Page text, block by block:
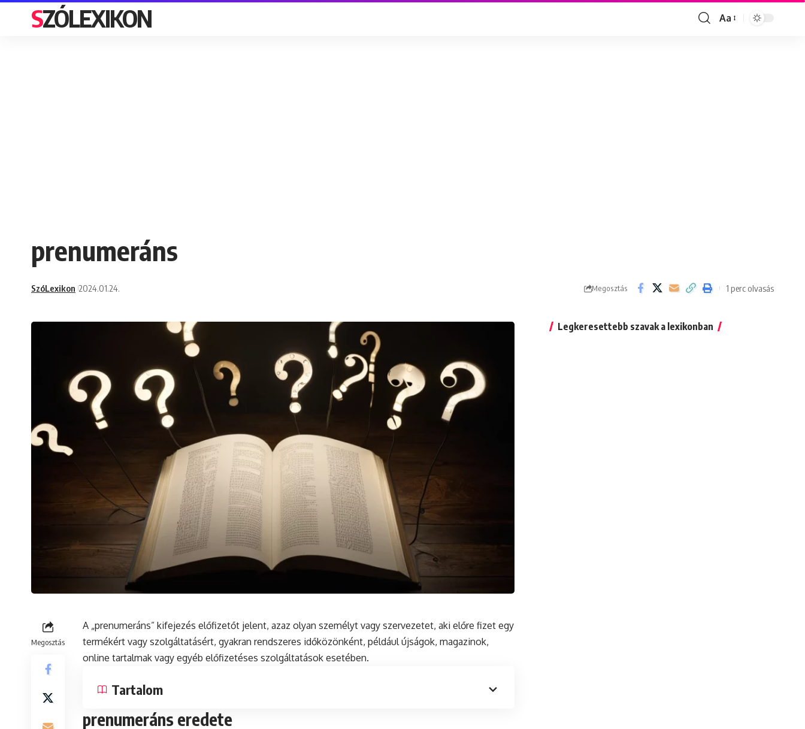
SZÓLEXIKON
Font
Aa
prenumeráns
SzóLexikon 2024.01.24. Megosztás 1 perc olvasás
Megosztás
A „prenumeráns” kifejezés előfizetőt jelent, azaz olyan személyt vagy szervezetet, aki előre fizet egy
termékért vagy szolgáltatásért, gyakran rendszeres időközönként, például újságok, magazinok,
online tartalmak vagy egyéb előfizetéses szolgáltatások esetében.
Tartalom
prenumeráns eredete
Legkeresettebb szavak a lexikonban